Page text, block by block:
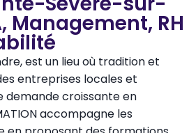
Management, RH
est un lieu où tradition et
entreprises locales et
demande croissante en
accompagne les